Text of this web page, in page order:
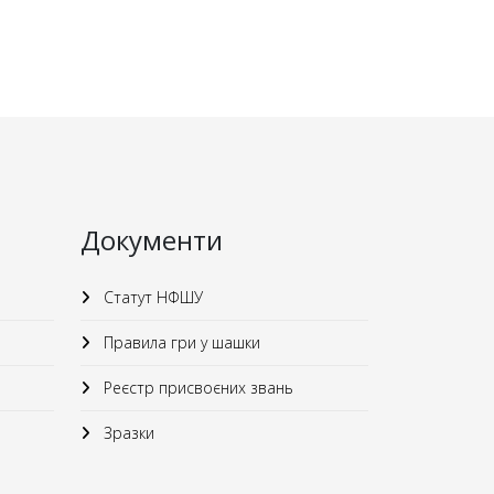
Документи
Статут НФШУ
Правила гри у шашки
Реєстр присвоєних звань
Зразки